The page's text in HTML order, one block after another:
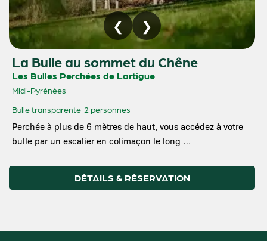
La Bulle au sommet du Chêne
Les Bulles Perchées de Lartigue
Midi-Pyrénées
Bulle transparente 2 personnes
Perchée à plus de 6 mètres de haut, vous accédez à votre
bulle par un escalier en colimaçon le long …
DÉTAILS & RÉSERVATION